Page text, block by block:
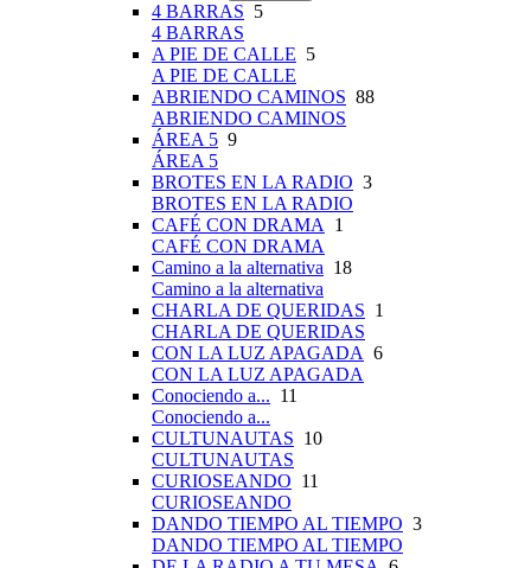
4 BARRAS 5
4 BARRAS
A PIE DE CALLE 5
A PIE DE CALLE
ABRIENDO CAMINOS 88
ABRIENDO CAMINOS
ÁREA 5 9
ÁREA 5
BROTES EN LA RADIO 3
BROTES EN LA RADIO
CAFÉ CON DRAMA
1
CAFÉ CON DRAMA
Camino a la alternativa 18
Camino a la alternativa
CHARLA DE QUERIDAS 1
CHARLA DE QUERIDAS
CON LA LUZ APAGADA 6
CON LA LUZ APAGADA
Conociendo a... 11
Conociendo a...
CULTUNAUTAS 10
CULTUNAUTAS
CURIOSEANDO 11
CURIOSEANDO
DANDO TIEMPO AL TIEMPO 3
DANDO TIEMPO AL TIEMPO